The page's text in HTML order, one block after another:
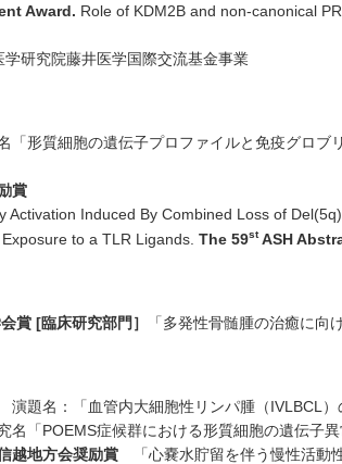
Award. Role of KDM2B and non-canonical
研究院藤井医学国際交流基金事業
「形質細胞の遺伝子プロファイルと免疫グロブ
賞
Activation Induced By Combined Loss of
to a TLR Ligands. The 59stASH
賞 [臨床研究部門］ 「多発性骨髄腫の治癒に
演題名：「血管内大細胞性リンパ腫（IVLBCL）
名「POEMS症候群における形質細胞の遺伝子
越地方会奨励賞 「心嚢水貯留を伴う慢性活動